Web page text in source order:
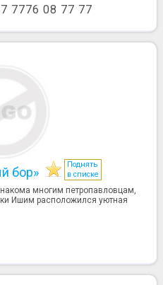
7776 08 77 77
бор»
Поднять
в списке
многим петропавловцам,
Ишим расположился уютная